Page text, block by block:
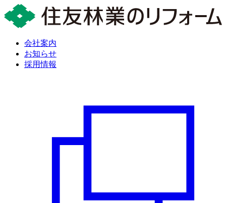
会社案内
お知らせ
採用情報